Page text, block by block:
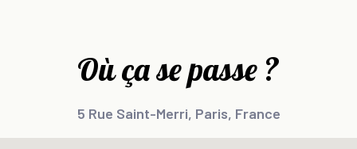
Où ça se passe ?
5 Rue Saint-Merri, Paris, France